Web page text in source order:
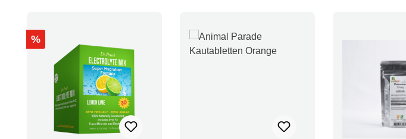
Rabatt
%